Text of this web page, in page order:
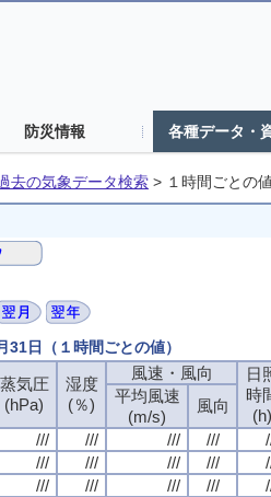
防災情報 各種データ・
去の気象データ検索 > １時間ごとの
日（１時間ごとの値）
蒸気圧
(hPa)
湿度
(％)
風速・風向
日
時
(h)
平均風速
(m/s)
風向
/// /// /// ///
/// /// /// ///
/// /// /// ///